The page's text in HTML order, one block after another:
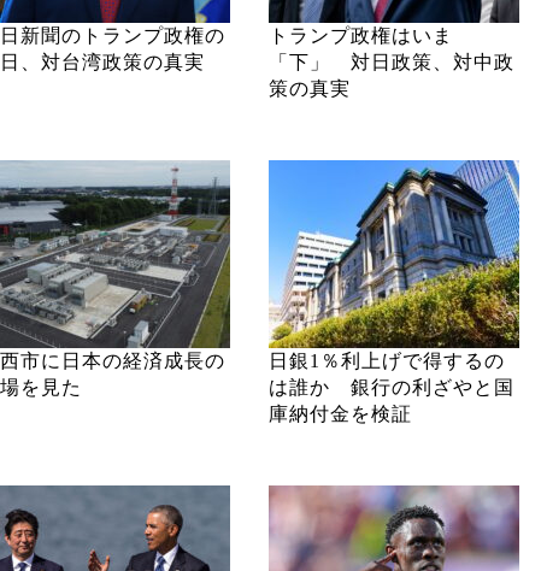
新聞のトランプ政権の
、対台湾政策の真実
トランプ政権はいま
「下」 対日政策、対中政
策の真実
市に日本の経済成長の
を見た
日銀1％利上げで得するの
は誰か 銀行の利ざやと国
庫納付金を検証